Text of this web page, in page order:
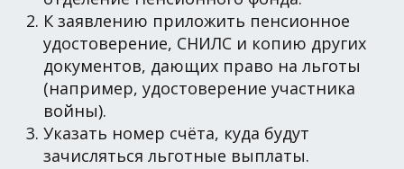
К заявлению приложить пенсионное
удостоверение, СНИЛС и копию других
документов, дающих право на льготы
(например, удостоверение участника
войны).
Указать номер счёта, куда будут
зачисляться льготные выплаты.